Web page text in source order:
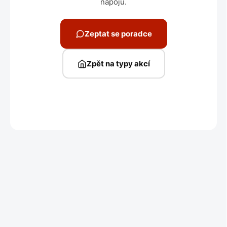
Zeptat se poradce
Zpět na typy akcí